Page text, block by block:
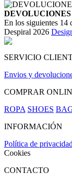
DEVOLUCIONES
En los siguientes 14
Despiral 2026
SERVICIO
Envios y
COMPRAR
ROPA SHOES
INFORMACIÓN
Política de privacidad
Cookies
CONTACTO